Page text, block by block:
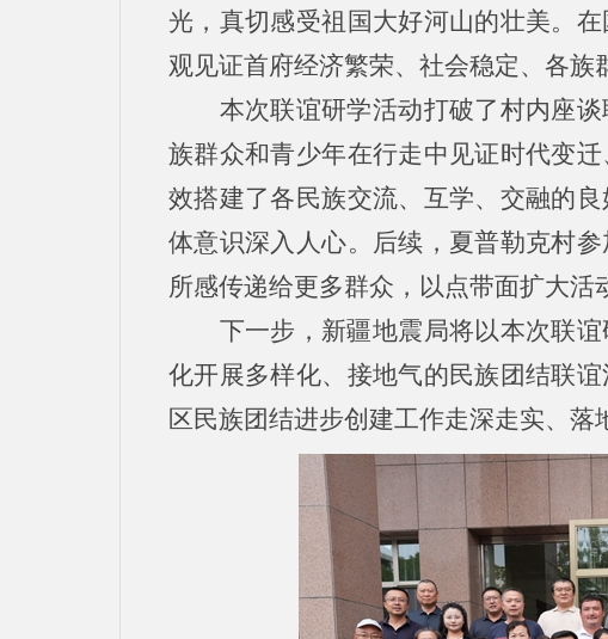
光，真切感受祖国大好河山的壮美。
观见证首府经济繁荣、社会稳定、各族
本次联谊研学活动打破了村内座
族群众和青少年在行走中见证时代变
效搭建了各民族交流、互学、交融的
体意识深入人心。后续，夏普勒克村
所感传递给更多群众，以点带面扩大活
下一步，新疆地震局将以本次联
化开展多样化、接地气的民族团结联
区民族团结进步创建工作走深走实、落